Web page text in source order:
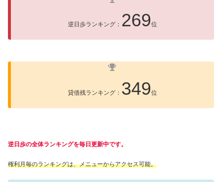
逆日歩ランキング： 269位
貸借残ランキング： 349位
逆日歩の全体ランキングを毎日更新中です。
権利月毎のランキングは、メニューからアクセス可能。